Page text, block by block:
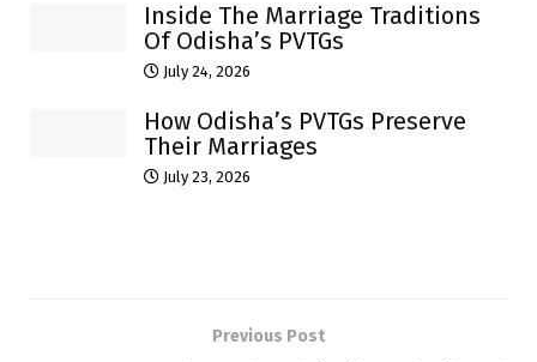
Inside The Marriage Traditions
Of Odisha’s PVTGs
July 24, 2026
How Odisha’s PVTGs Preserve
Their Marriages
July 23, 2026
Previous Post